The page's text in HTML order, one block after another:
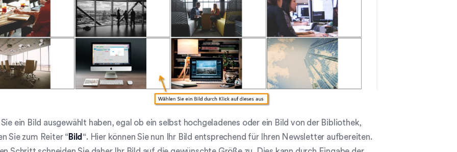
ein Bild ausgewählt haben, egal ob ein selbst hochgeladenes oder ein Bild von der Bibliothek,
Sie zum Reiter “Bild “. Hier können Sie nun Ihr Bild entsprechend für Ihren Newsletter aufbereiten.